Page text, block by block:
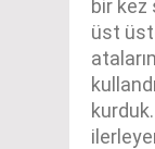
bir kez
üst